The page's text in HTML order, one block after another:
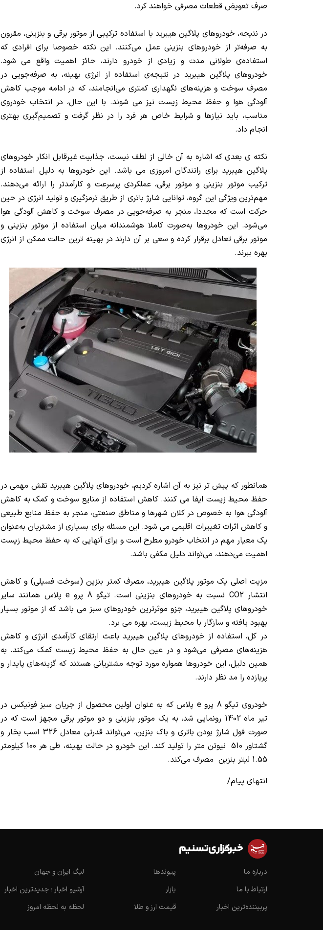
صرف تعویض قطعات مصرفی خواهند کرد.
در نتیجه، خودروهای پلاگین هیبرید با استفاده ترکیبی از موتور برقی و بنزینی، مقرون
به صرفه‌تر از خودروهای بنزینی عمل می‌کنند. این نکته خصوصا برای افرادی که
استفاده‌ی طولانی مدت و زیادی از خودرو دارند، حائز اهمیت واقع می شود.
خودروهای پلاگین هیبرید در نتیجه‌ی استفاده از انرژی بهینه، به صرفه‌جویی در
مصرف سوخت و هزینه‌های نگهداری کمتری می‌انجامند، که در ادامه موجب کاهش
آلودگی هوا و حفظ محیط زیست نیز می شوند. با این حال، در انتخاب خودروی
مناسب، باید نیازها و شرایط خاص هر فرد را در نظر گرفت و تصمیم‌گیری بهتری
انجام داد.
نکته ی بعدی که اشاره به آن خالی از لطف نیست، جذابیت غیرقابل انکار خودروهای
پلاگین هیبرید برای رانندگان امروزی می باشد. این خودروها به دلیل استفاده از
ترکیب موتور بنزینی و موتور برقی، عملکردی پرسرعت و کارآمدتر را ارائه می‌دهند.
مهم‌ترین ویژگی این گروه، توانایی شارژ باتری از طریق ترمزگیری و تولید انرژی در حین
حرکت است که مجددا، منجر به صرفه‌جویی در مصرف سوخت و کاهش آلودگی هوا
می‌شود. این خودروها به‌صورت کاملا هوشمندانه میان استفاده از موتور بنزینی و
موتور برقی تعادل برقرار کرده و سعی بر آن دارند در بهینه ترین حالت ممکن از انرژی
بهره ببرند.
همانطور که پیش تر نیز به آن اشاره کردیم، خودروهای پلاگین هیبرید نقش مهمی در
حفظ محیط زیست ایفا می کنند. کاهش استفاده از منایع سوخت و کمک به کاهش
آلودگی هوا به خصوص در کلان شهرها و مناطق صنعتی، منجر به حفظ منابع طبیعی
و کاهش اثرات تغییرات‌ اقلیمی می شود. این مسئله برای بسیاری از مشتریان به‌عنوان
یک معیار مهم در انتخاب خودرو مطرح است و برای آنهایی که به حفظ محیط زیست
اهمیت می‌دهند، می‌تواند دلیل مکفی باشد.
مزیت اصلی یک موتور پلاگین هیبرید، مصرف کمتر بنزین (سوخت فسیلی) و کاهش
انتشار CO2 نسبت به خودروهای بنزینی است. تیگو 8 پرو e پلاس همانند سایر
خودروهای پلاگین هیبرید، جزو موثرترین خودروهای سبز می باشد که از موتور بسیار
بهبود یافته و سازگار با محیط زیست، بهره می برد.
در کل، استفاده از خودروهای پلاگین هیبرید باعث ارتقای کارآمدی انرژی و کاهش
هزینه‌های مصرفی می‌شود و در عین حال به حفظ محیط زیست کمک می‌کند. به
همین دلیل، این خودروها همواره مورد توجه مشتریانی هستند که گزینه‌های پایدار و
پربازده را مد نظر دارند.
خودروی تیگو 8 پرو e پلاس که به‌ عنوان اولین محصول از جریان سبز فونیکس در
تیر ماه 1402 رونمایی شد، به یک موتور بنزینی و دو موتور برقی مجهز است که در
صورت فول شارژ بودن باتری و باک بنزین، می‌تواند قدرتی معادل 326 اسب بخار و
گشتاور 510 نیوتن متر را تولید کند. این خودرو در حالت بهینه، طی هر 100 کیلومتر
1.55 لیتر بنزین مصرف می‌کند.
انتهای پیام/
درباره ما
ارتباط با ما
پربیننده‌ترین اخبار
پیوندها
بازار
قیمت ارز و طلا
لیگ ایران و جهان
آرشیو اخبار ؛ جدیدترین اخبار
لحظه به لحظه امروز